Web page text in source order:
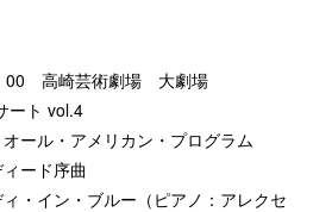
00 高崎芸術劇場 大劇場
ート vol.4
ール・アメリカン・プログラム
ード序曲
・イン・ブルー（ピアノ：アレクセ